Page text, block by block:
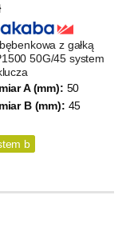
z gałką
50G/45 system
A (mm): 50
B (mm): 45
b